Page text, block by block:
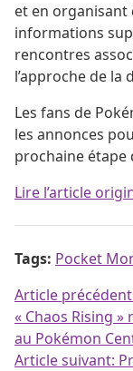
et en organisant
informations
rencontres
l’approche de la
Les fans de
les annonces
prochaine étape
Lire l’article
Tags: Pocket
Article
« Chaos Rising
au Pokémon
Article suivant: